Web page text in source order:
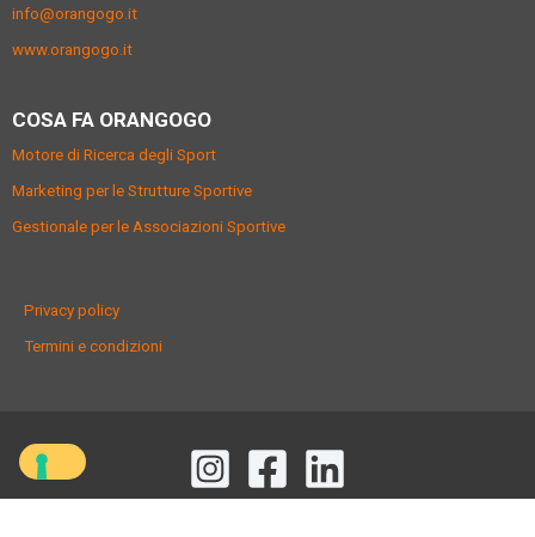
info@orangogo.it
www.orangogo.it
COSA FA ORANGOGO
Motore di Ricerca degli Sport
Marketing per le Strutture Sportive
Gestionale per le Associazioni Sportive
Privacy policy
Termini e condizioni